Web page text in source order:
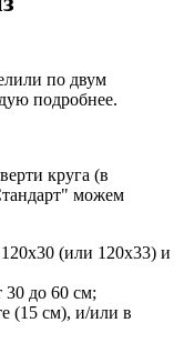
по двум
подробнее.
круга (в
можем
(или 120х33) и
30 до 60 см;
(15 см), и/или в